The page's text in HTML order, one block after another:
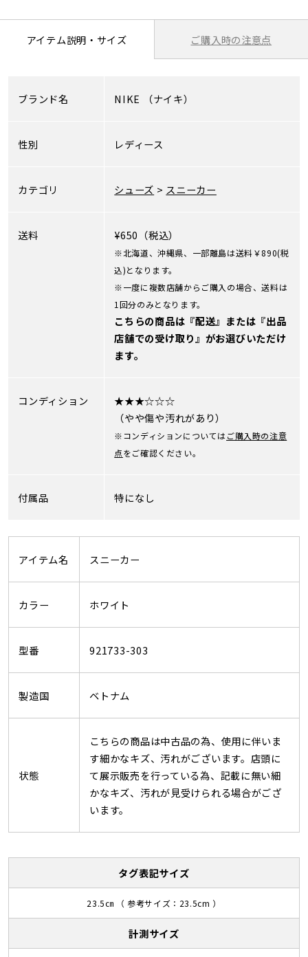
アイテム説明・サイズ ご購入時の注意点
ブランド名 NIKE （ナイキ）
性別 レディース
カテゴリ シューズ > スニーカー
送料 ¥650（税込）
※北海道、沖縄県、一部離島は送料￥890(税
込)となります。
※一度に複数店舗からご購入の場合、送料は
1回分のみとなります。
こちらの商品は『配送』または『出品
店舗での受け取り』がお選びいただけ
ます。
コンディション
★★★☆☆☆
（やや傷や汚れがあり）
※コンディションについてはご購入時の注意
点をご確認ください。
付属品 特になし
アイテム名 スニーカー
カラー ホワイト
型番 921733-303
製造国 ベトナム
状態
こちらの商品は中古品の為、使用に伴いま
す細かなキズ、汚れがございます。店頭に
て展示販売を行っている為、記載に無い細
かなキズ、汚れが見受けられる場合がござ
います。
タグ表記サイズ
23.5㎝ （ 参考サイズ：23.5cm ）
計測サイズ